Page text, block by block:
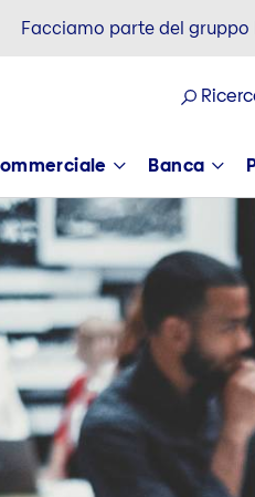
Facciamo parte del gruppo
Banca